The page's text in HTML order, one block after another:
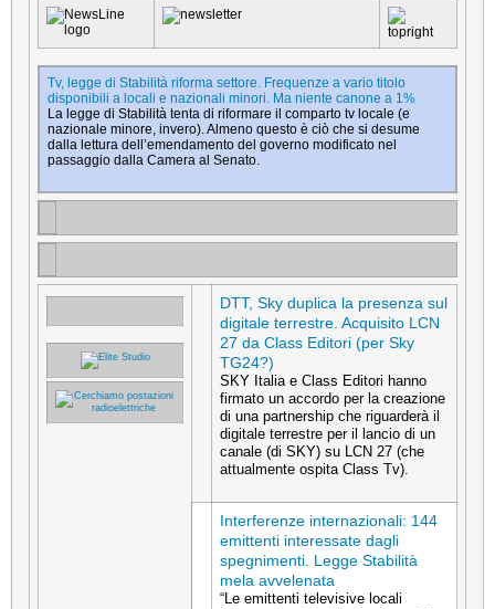
Tv, legge di Stabilità riforma settore. Frequenze a vario titolo
disponibili a locali e nazionali minori. Ma niente canone a 1%
La legge di Stabilità tenta di riformare il comparto tv locale (e
nazionale minore, invero). Almeno questo è ciò che si desume
dalla lettura dell’emendamento del governo modificato nel
passaggio dalla Camera al Senato.
DTT, Sky duplica la presenza sul
digitale terrestre. Acquisito LCN
27 da Class Editori (per Sky
TG24?)
SKY Italia e Class Editori hanno
firmato un accordo per la creazione
di una partnership che riguarderà il
digitale terrestre per il lancio di un
canale (di SKY) su LCN 27 (che
attualmente ospita Class Tv).
Interferenze internazionali: 144
emittenti interessate dagli
spegnimenti. Legge Stabilità
mela avvelenata
“Le emittenti televisive locali